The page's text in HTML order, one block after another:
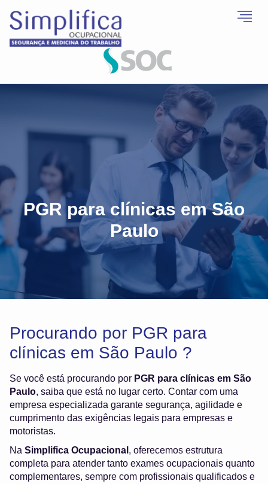
PGR para clínicas em São
Paulo
Procurando por PGR para
clínicas em São Paulo ?
Se você está procurando por PGR para clínicas em São
Paulo, saiba que está no lugar certo. Contar com uma
empresa especializada garante segurança, agilidade e
cumprimento das exigências legais para empresas e
motoristas.
Na Simplifica Ocupacional , oferecemos estrutura
completa para atender tanto exames ocupacionais quanto
complementares, sempre com profissionais qualificados e